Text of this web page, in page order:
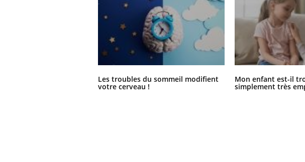
Les troubles du sommeil modifient
votre cerveau !
Mon enfant est-il
simplement très